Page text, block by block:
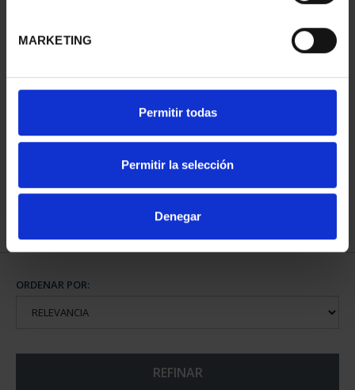
MARKETING
Permitir todas
Permitir la selección
Denegar
DE LA HUMANIDAD
COLE...
ORDENAR POR:
REFINAR